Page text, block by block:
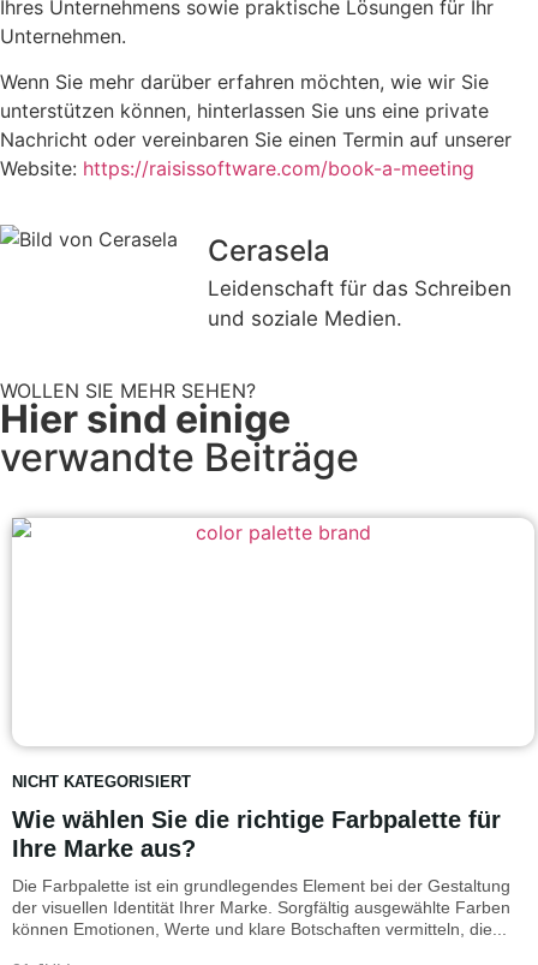
Ihres Unternehmens sowie praktische Lösungen für Ihr
Unternehmen.
Wenn Sie mehr darüber erfahren möchten, wie wir Sie
unterstützen können, hinterlassen Sie uns eine private
Nachricht oder vereinbaren Sie einen Termin auf unserer
Website: https://raisissoftware.com/book-a-meeting
Cerasela
Leidenschaft für das Schreiben
und soziale Medien.
WOLLEN SIE MEHR SEHEN?
Hier sind einige
verwandte Beiträge
NICHT KATEGORISIERT
Wie wählen Sie die richtige Farbpalette für
Ihre Marke aus?
Die Farbpalette ist ein grundlegendes Element bei der Gestaltung
der visuellen Identität Ihrer Marke. Sorgfältig ausgewählte Farben
können Emotionen, Werte und klare Botschaften vermitteln, die...